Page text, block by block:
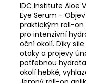
IDC Institute Aloe
Eye Serum -
praktickým roll-on
pro intenzivní
oční okolí. Díky
otoky a projevy
potřebnou
okolí hebké,